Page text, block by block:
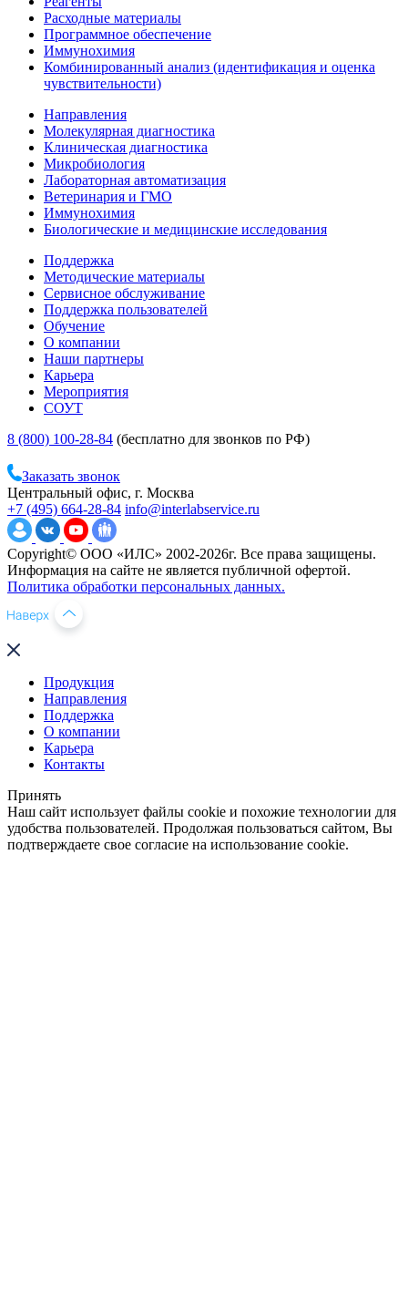
Расходные материалы
Программное обеспечение
Иммунохимия
Комбинированный анализ (идентификация и оценка
чувствительности)
Направления
Молекулярная диагностика
Клиническая диагностика
Микробиология
Лабораторная автоматизация
Ветеринария и ГМО
Иммунохимия
Биологические и медицинские исследования
Поддержка
Методические материалы
Сервисное обслуживание
Поддержка пользователей
Обучение
О компании
Наши партнеры
Карьера
Мероприятия
СОУТ
8 (800) 100-28-84 (бесплатно для звонков по РФ)
Заказать звонок
Центральный офис, г. Москва
+7 (495) 664-28-84 info@interlabservice.ru
Copyright© ООО «ИЛС» 2002-2026г. Все права защищены.
Информация на сайте не является публичной офертой.
Политика обработки персональных данных.
Продукция
Направления
Поддержка
О компании
Карьера
Контакты
Принять
Наш сайт использует файлы cookie и похожие технологии для
удобства пользователей. Продолжая пользоваться сайтом, Вы
подтверждаете свое согласие на использование cookie.